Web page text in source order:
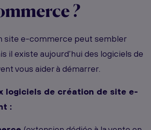
?
site e-commerce peut sembler
il existe aujourd’hui des logiciels de
vous aider à démarrer.
logiciels de création de site e-
: